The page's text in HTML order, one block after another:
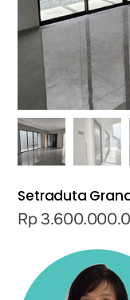
Setraduta
Rp